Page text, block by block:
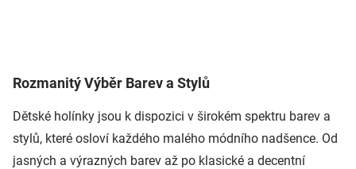
Rozmanitý Výběr Barev a Stylů
Dětské holínky jsou k dispozici v širokém spektru barev a
stylů, které osloví každého malého módního nadšence. Od
jasných a výrazných barev až po klasické a decentní